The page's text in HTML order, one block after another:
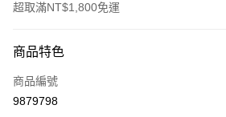
超取滿NT$1,800免運
信用卡一次付款
LINE Pay
商品特色
商品編號
9879798